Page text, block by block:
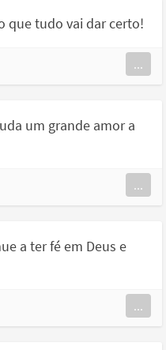
que tudo vai dar certo!
...
um grande amor a
...
a ter fé em Deus e
...